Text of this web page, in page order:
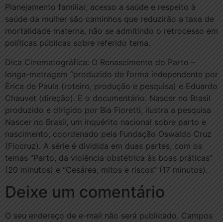
Planejamento familiar, acesso a saúde e respeito à
saúde da mulher são caminhos que reduzirão a taxa de
mortalidade materna, não se admitindo o retrocesso em
políticas públicas sobre referido tema.
Dica Cinematográfica: O Renascimento do Parto –
longa-metragem “produzido de forma independente por
Érica de Paula (roteiro, produção e pesquisa) e Eduardo
Chauvet (direção). E o documentário. Nascer no Brasil
produzido e dirigido por Bia Fioretti, ilustra a pesquisa
Nascer no Brasil, um inquérito nacional sobre parto e
nascimento, coordenado pela Fundação Oswaldo Cruz
(Fiocruz). A série é dividida em duas partes, com os
temas “Parto, da violência obstétrica às boas práticas”
(20 minutos) e “Cesárea, mitos e riscos” (17 minutos).
Deixe um comentário
O seu endereço de e-mail não será publicado. Campos